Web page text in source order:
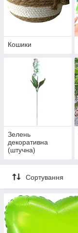
Кошики
Зелень
декоративна
(штучна)
Сортування